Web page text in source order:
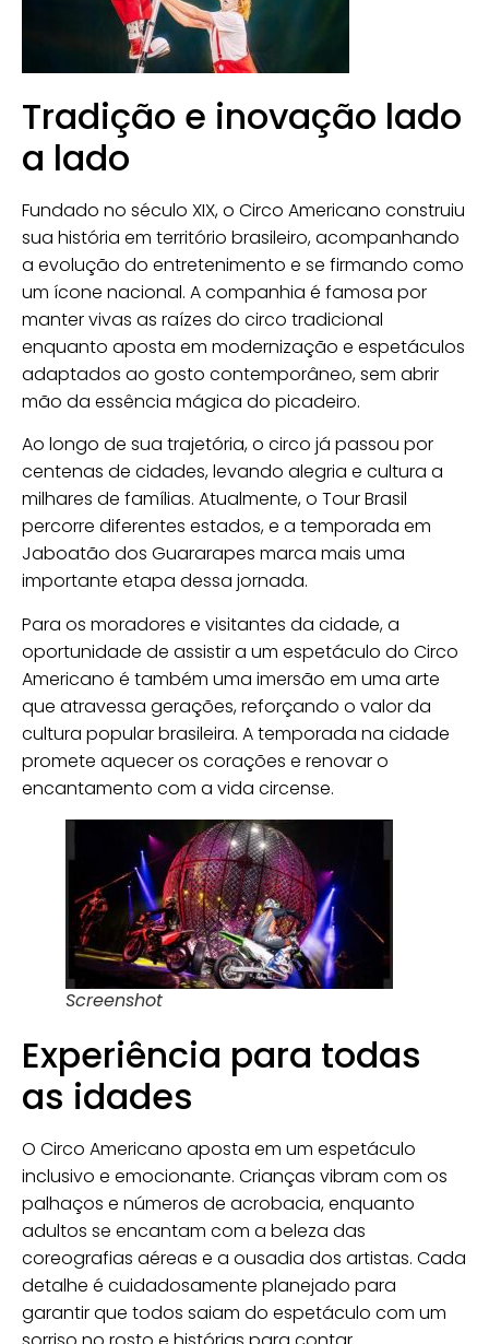
Tradição e inovação lado
a lado
Fundado no século XIX, o Circo Americano construiu
sua história em território brasileiro, acompanhando
a evolução do entretenimento e se firmando como
um ícone nacional. A companhia é famosa por
manter vivas as raízes do circo tradicional
enquanto aposta em modernização e espetáculos
adaptados ao gosto contemporâneo, sem abrir
mão da essência mágica do picadeiro.
Ao longo de sua trajetória, o circo já passou por
centenas de cidades, levando alegria e cultura a
milhares de famílias. Atualmente, o Tour Brasil
percorre diferentes estados, e a temporada em
Jaboatão dos Guararapes marca mais uma
importante etapa dessa jornada.
Para os moradores e visitantes da cidade, a
oportunidade de assistir a um espetáculo do Circo
Americano é também uma imersão em uma arte
que atravessa gerações, reforçando o valor da
cultura popular brasileira. A temporada na cidade
promete aquecer os corações e renovar o
encantamento com a vida circense.
Screenshot
Experiência para todas
as idades
O Circo Americano aposta em um espetáculo
inclusivo e emocionante. Crianças vibram com os
palhaços e números de acrobacia, enquanto
adultos se encantam com a beleza das
coreografias aéreas e a ousadia dos artistas. Cada
detalhe é cuidadosamente planejado para
garantir que todos saiam do espetáculo com um